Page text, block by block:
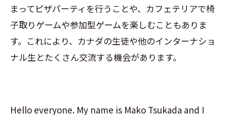
まってピザパーティを行うことや、カフェテリアで椅
子取りゲームや参加型ゲームを楽しむこともありま
す。これにより、カナダの生徒や他のインターナショ
ナル生とたくさん交流する機会があります。
Hello everyone. My name is Mako Tsukada and I